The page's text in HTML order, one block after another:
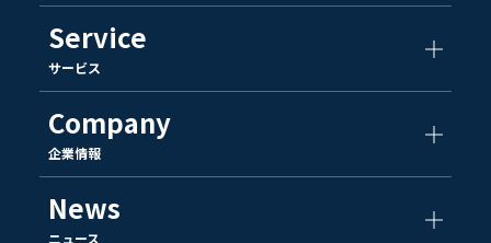
Service
サービス
Company
企業情報
News
ニュース